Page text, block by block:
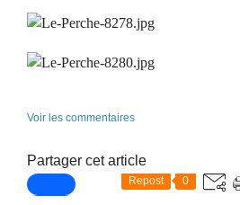
Voir les commentaires
Partager cet article
Repost 0